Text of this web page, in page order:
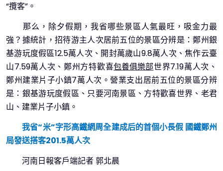
“攬客”。
那么，除夕假期，我省哪些景區人氣最旺，吸金力最
強？據統計，招待游主人次居前五位的景區分辨是：鄭州銀
基游玩度假區12.5萬人次、開封萬歲山9.8萬人次、焦作云臺
山7.59萬人次、鄭州方特歡喜包養俱樂部世界7.19萬人次、
鄭州建業片子小鎮7萬人次。營業支出居前五位的景區分辨
是：銀基游玩度假區、只要河南景區、方特歡喜世界、老君
山、建業片子小鎮。
我省“米”字形高鐵網周全建成后的首個小長假 國鐵鄭州
局發送搭客201.5萬人次
河南日報客戶端記者 郭北晨